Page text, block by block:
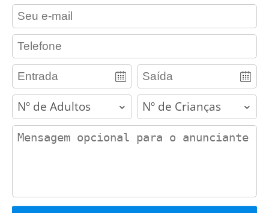
contact_email
contact_phone
adults children
contact_message